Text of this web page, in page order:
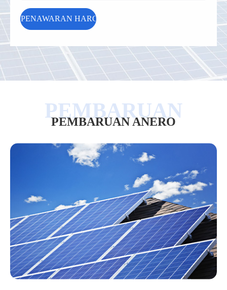
PEMBARUAN ANERO